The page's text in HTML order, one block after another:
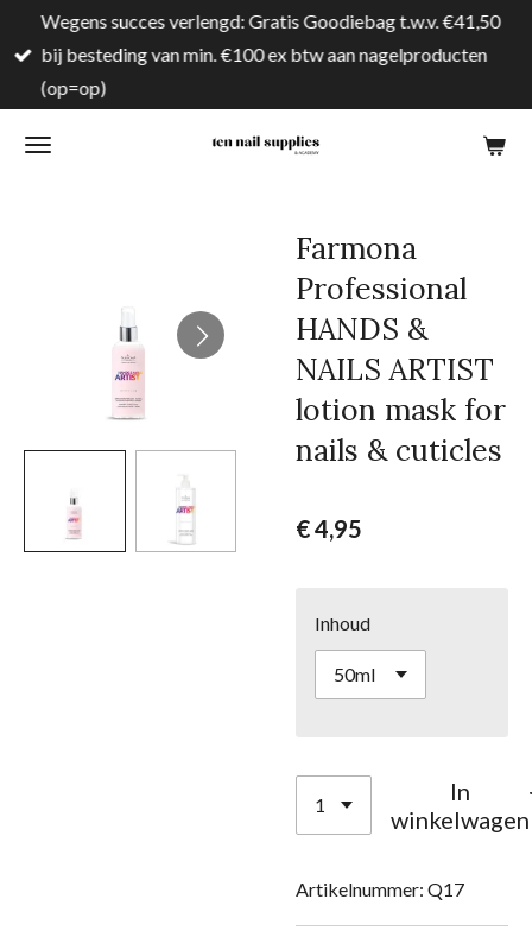
direct
naar
hoofdinhoud
Wegens succes verlengd: Gratis Goodiebag t.w.v. €41,50
bij besteding van min. €100 ex btw aan nagelproducten
(op=op)
Farmona
Professional
HANDS &
NAILS ARTIST
lotion mask for
nails & cuticles
€ 4,95
Inhoud
In
winkelwagen
Artikelnummer: Q17